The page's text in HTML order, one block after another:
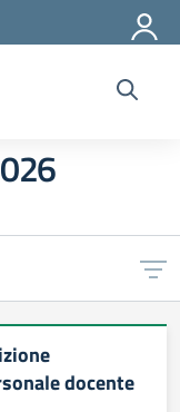
docente